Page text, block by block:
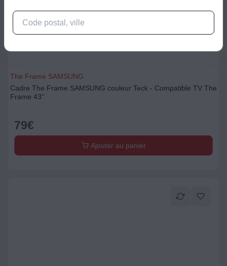
The Frame SAMSUNG
Cadre The Frame SAMSUNG couleur Teck - Compatible TV The
Frame 43''
79€
Ajouter au panier